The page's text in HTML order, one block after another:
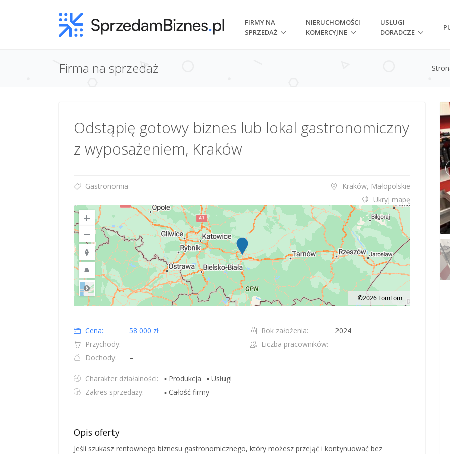
FIRMY NA
SPRZEDAŻ
NIERUCHOMOŚCI
KOMERCYJNE
USŁUGI
DORADCZE
Firma na sprzedaż
Odstąpię gotowy biznes lub lokal gastronomiczny
z wyposażeniem, Kraków
Gastronomia
Kraków, Małopolskie
Ukryj mapę
Map shortcuts: Zoom out: hyphen. Zoom in: plus. Pan right 100 pixels: right arrow. Pan left 100 pixels: left arrow. Pan up 100 pixels: up
Road
©2026 TomTom
Cena:
58 000 zł
Przychody:
–
Dochody:
–
Rok założenia:
2024
Liczba pracowników:
–
Charakter działalności: ▪ Produkcja
▪ Usługi
Zakres sprzedaży:
▪ Całość firmy
Opis oferty
Jeśli szukasz rentownego biznesu gastronomicznego, który możesz przejąć i kontynuować bez